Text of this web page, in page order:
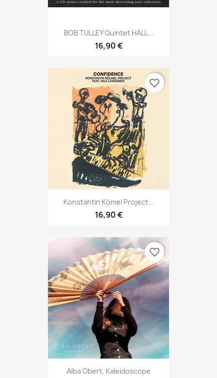
BOB TULLEY Quintet HALL...
16,90 €
Konstantin Kömel Project...
16,90 €
favorite_border
Alba Obert, Kaleidoscope
favorite_border